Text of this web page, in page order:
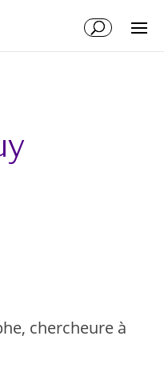
chercheure à